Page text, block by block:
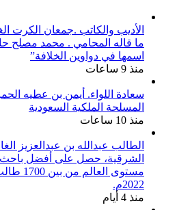
الأديب والكاتب .جمعان الكرت
ما قاله المحامي . محمد مصلح
اسمها في دواوين الخلافة”
منذ 9 ساعات
سعادة اللواء. أيمن بن عطيه
المسلحة الملكية السعودية
منذ 10 ساعات
الطالب عبدالله بن عبدالعزيز
الشرقية، حصل على أفضل
مستوى
2022م.
منذ 4 أيام